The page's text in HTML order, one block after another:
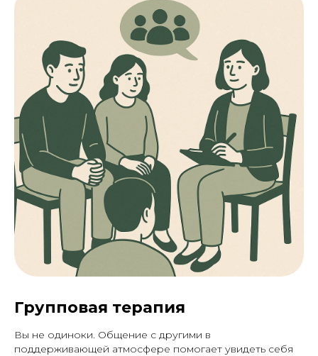
Групповая терапия
Вы не одиноки. Общение с другими в
поддерживающей атмосфере помогает увидеть себя